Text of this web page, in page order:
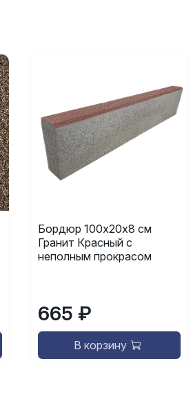
Бордюр 100х20х8 см
Гранит Красный с
неполным прокрасом
665 ₽
В корзину